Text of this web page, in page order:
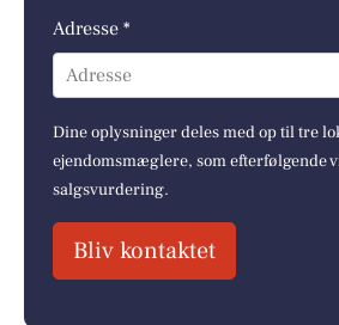
Adresse *
Adresse
Dine oplysninger deles med op til tre
ejendomsmæglere, som efterfølgende
salgsvurdering.
Bliv kontaktet